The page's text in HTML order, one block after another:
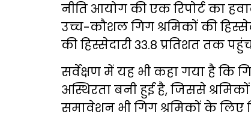
नीति आयोग की एक रिपोर्ट का
उच्च-कौशल गिग श्रमिकों की
की हिस्सेदारी 33.8 प्रतिशत तक
सर्वेक्षण में यह भी कहा गया है कि
अस्थिरता बनी हुई है, जिससे
समावेशन भी गिग श्रमिकों के लिए